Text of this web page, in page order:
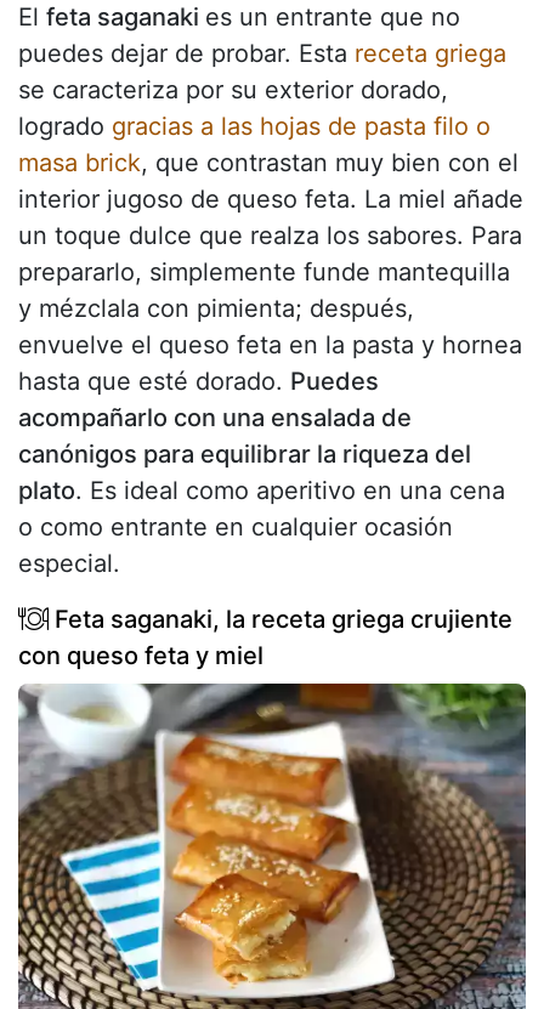
El feta saganaki es un entrante que no
puedes dejar de probar. Esta receta griega
se caracteriza por su exterior dorado,
logrado gracias a las hojas de pasta filo o
masa brick, que contrastan muy bien con el
interior jugoso de queso feta. La miel añade
un toque dulce que realza los sabores. Para
prepararlo, simplemente funde mantequilla
y mézclala con pimienta; después,
envuelve el queso feta en la pasta y hornea
hasta que esté dorado. Puedes
acompañarlo con una ensalada de
canónigos para equilibrar la riqueza del
plato. Es ideal como aperitivo en una cena
o como entrante en cualquier ocasión
especial.
Feta saganaki, la receta griega crujiente
con queso feta y miel